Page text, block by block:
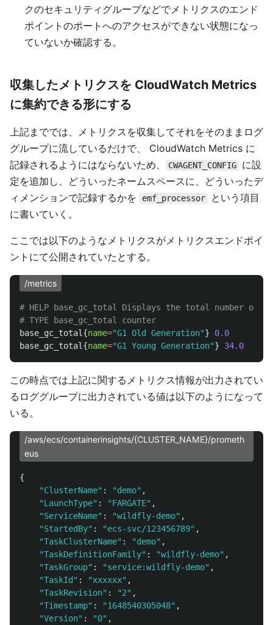
クのセキュリティグループなどでメトリクスのエンド
ポイントのポートへのアクセスができない状態になっ
ていないか確認する。
収集したメトリクスを CloudWatch Metrics
に集約できる形にする
上記まででは、メトリクスを収集してそれをそのままログ
グループに流しているだけで、 CloudWatch Metrics に
記録されるようにはならないため、
CWAGENT_CONFIG
に設
定を追加し、どういったネームスペースに、どういったデ
ィメンションで記録するかを
emf_processor
という項目
に書いていく。
ここでは以下のようなメトリクスがメトリクスエンドポイ
ントにて公開されていたとする。
/metrics
# HELP base_gc_total Displays the total
# TYPE base_gc_total counter
base_gc_total{name="G1 Old Generation"}
0.0
base_gc_total{name="G1 Young Generation"} 34.0
この時点では上記に関するメトリクス情報が出力されてい
るロググループに出力されている値は以下のようになって
いる。
/aws/ecs/containerinsights/{CLUSTER_NAME}/prometh
eus
{
"ClusterName" : "demo" ,
"LaunchType" : "FARGATE" ,
"ServiceName" : "wildfly-demo" ,
"StartedBy" : "ecs-svc/123456789" ,
"TaskClusterName" : "demo" ,
"TaskDefinitionFamily" : "wildfly-demo" ,
"TaskGroup" : "service:wildfly-demo" ,
"TaskId " : "xxxxxx" ,
"TaskRevision" : "2" ,
"Timestamp" : "1648540305048" ,
"Version" : "0" ,